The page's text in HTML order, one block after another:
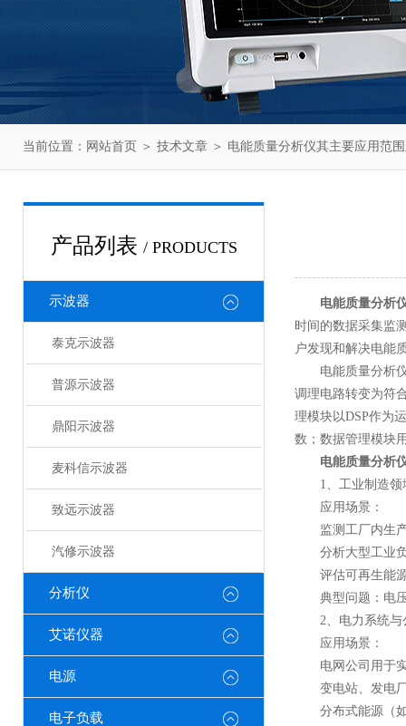
当前位置： 网站首页 ＞ 技术文章 ＞ 电能质量分析仪其主要应用范
产品列表 / PRODUCTS
示波器
泰克示波器
普源示波器
鼎阳示波器
麦科信示波器
致远示波器
汽修示波器
分析仪
艾诺仪器
电源
电子负载
电能质量分析
时间的数据采集监
户发现和解决电能
电能质量分析仪
调理电路转变为符
理模块以DSP作为
数；数据管理模块
电能质量分析
1、工业制造领
应用场景：
监测工厂内生产
分析大型工业负
评估可再生能源
典型问题：电压
2、电力系统与
应用场景：
电网公司用于实
变电站、发电厂
分布式能源（如